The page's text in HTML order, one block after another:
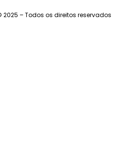
– Todos os direitos reservados